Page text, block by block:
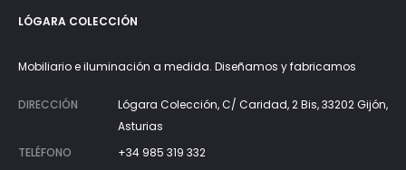
LÓGARA COLECCIÓN
Mobiliario e iluminación a medida. Diseñamos y fabricamos
DIRECCIÓN
Lógara Colección, C/ Caridad, 2 Bis, 33202 Gijón,
Asturias
TELÉFONO
+34 985 319 332